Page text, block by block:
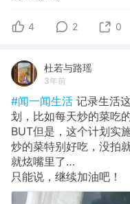
4 2 0
杜若与路瑶
3年前
#闻一闻生活 记录生活
划，比如每天炒的菜吃
BUT但是，这个计划实
炒的菜特别好吃，没拍
就炫嘴里了…
只能说，继续加油吧！